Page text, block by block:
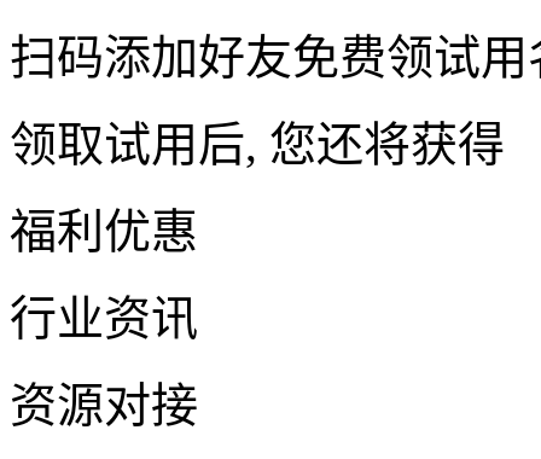
扫码添加好友免费领试用
领取试用后, 您还将获得
福利优惠
行业资讯
资源对接